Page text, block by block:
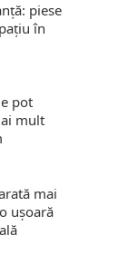
piese
în
pot
mult
mai
ușoară